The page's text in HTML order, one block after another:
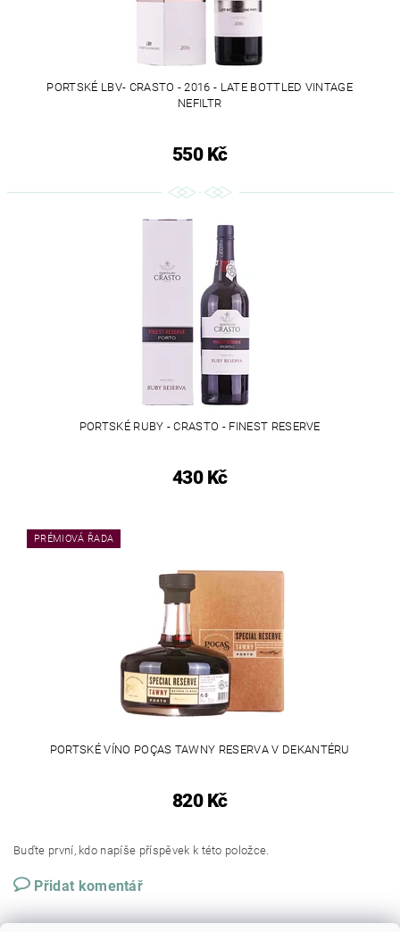
PORTSKÉ LBV- CRASTO - 2016 - LATE BOTTLED VINTAGE
NEFILTR
550 Kč
PORTSKÉ RUBY - CRASTO - FINEST RESERVE
430 Kč
PRÉMIOVÁ ŘADA
PORTSKÉ VÍNO POÇAS TAWNY RESERVA V DEKANTÉRU
820 Kč
Buďte první, kdo napíše příspěvek k této položce.
Přidat komentář